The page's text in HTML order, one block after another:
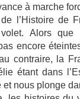
à marche
l’Histoire de
Alors
encore
contraire, la
étant dans
nous plonge